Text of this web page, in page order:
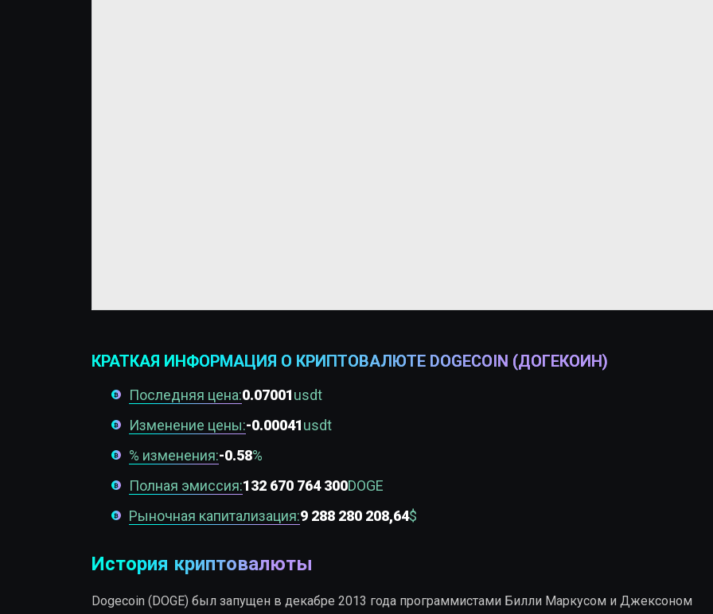
КРАТКАЯ ИНФОРМАЦИЯ О КРИПТОВАЛЮТЕ DOGECOIN (ДОГЕКОИН)
Последняя цена:0.07001usdt
Изменение цены:-0.00041usdt
% изменения:-0.58%
Полная эмиссия:132 670 764 300DOGE
Рыночная капитализация:9 288 280 208,64$
История криптовалюты
Dogecoin (DOGE) был запущен в декабре 2013 года программистами Билли Маркусом и Джексоном